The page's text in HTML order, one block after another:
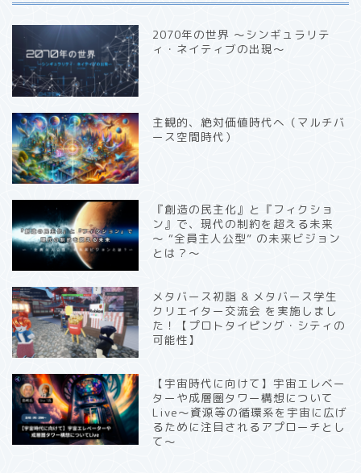
2070年の世界 〜シンギュラリテ
ィ・ネイティブの出現〜
主観的、絶対価値時代へ（マルチバ
ース空間時代）
『創造の民主化』と『フィクショ
ン』で、現代の制約を超える未来
〜 “全員主人公型” の未来ビジョン
とは？〜
メタバース初詣 & メタバース学生
クリエイター交流会 を実施しまし
た！【プロトタイピング・シティの
可能性】
【宇宙時代に向けて】宇宙エレベー
ターや成層圏タワー構想について
Live〜資源等の循環系を宇宙に広げ
るために注目されるアプローチとし
て〜